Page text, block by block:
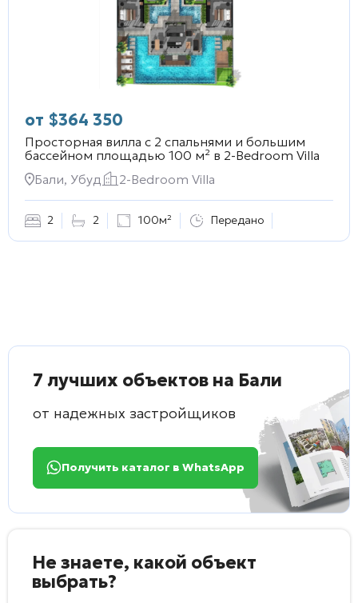
от $364 350
Просторная вилла с 2 спальнями и большим
бассейном площадью 100 м² в 2-Bedroom Villa
Бали, Убуд
2-Bedroom Villa
2 2 100м² Передано
7 лучших объектов на Бали
от надежных застройщиков
Получить каталог в WhatsApp
Не знаете, какой объект
выбрать?